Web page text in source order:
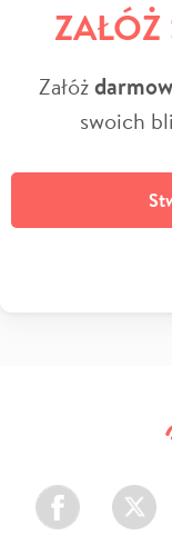
Załóż
swoich
Facebook Twitter